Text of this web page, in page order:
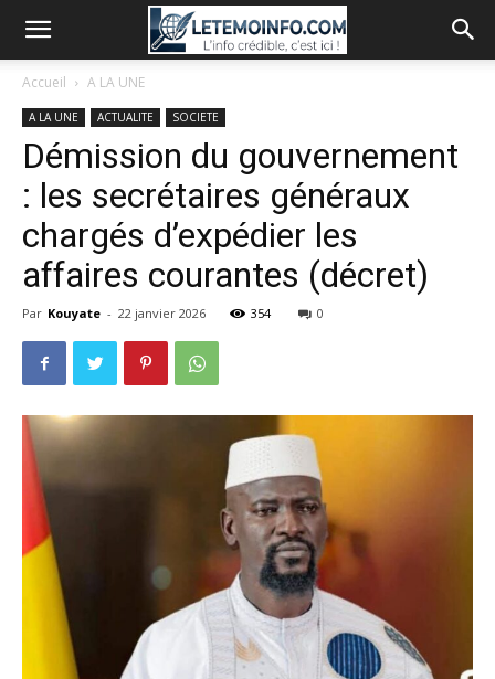
Accueil A LA UNE
A LA UNE ACTUALITE SOCIETE
Démission du gouvernement
: les secrétaires généraux
chargés d’expédier les
affaires courantes (décret)
Par Kouyate - 22 janvier 2026 354 0